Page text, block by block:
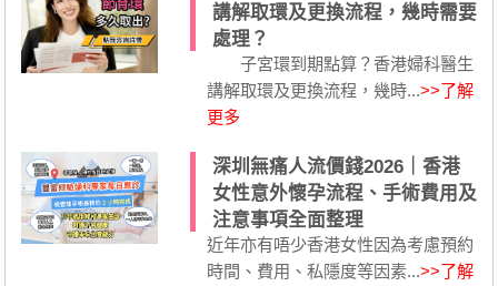
講解取環及更換流程，幾時需要
處理？
子宮環到期點算？香港婦科醫生
講解取環及更換流程，幾時...>>了解
更多
深圳無痛人流價錢2026｜香港
女性意外懷孕流程、手術費用及
注意事項全面整理
近年亦有唔少香港女性因為考慮預約
時間、費用、私隱度等因素...>>了解